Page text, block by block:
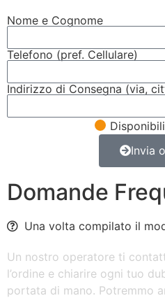
Nome e Cognome
Telefono (pref. Cellulare)
Indirizzo di Consegna (via,
Invia
Domande
Una volta compilato il
Un nostro operatore ti
l’ordine e chiarire ogni tuo
portata di mano. Potremmo